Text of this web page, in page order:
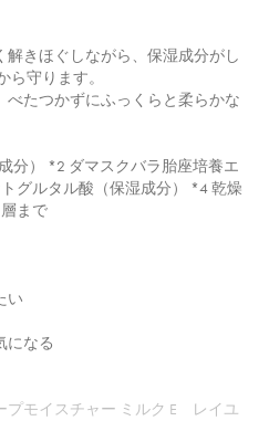
きほぐしながら、保湿成分がし
ら守ります。
たつかずにふっくらと柔らかな
分） *2 ダマスクバラ胎座培養エ
グルタル酸（保湿成分） *4 乾燥
まで
い
になる
モイスチャー ミルク E レイユ